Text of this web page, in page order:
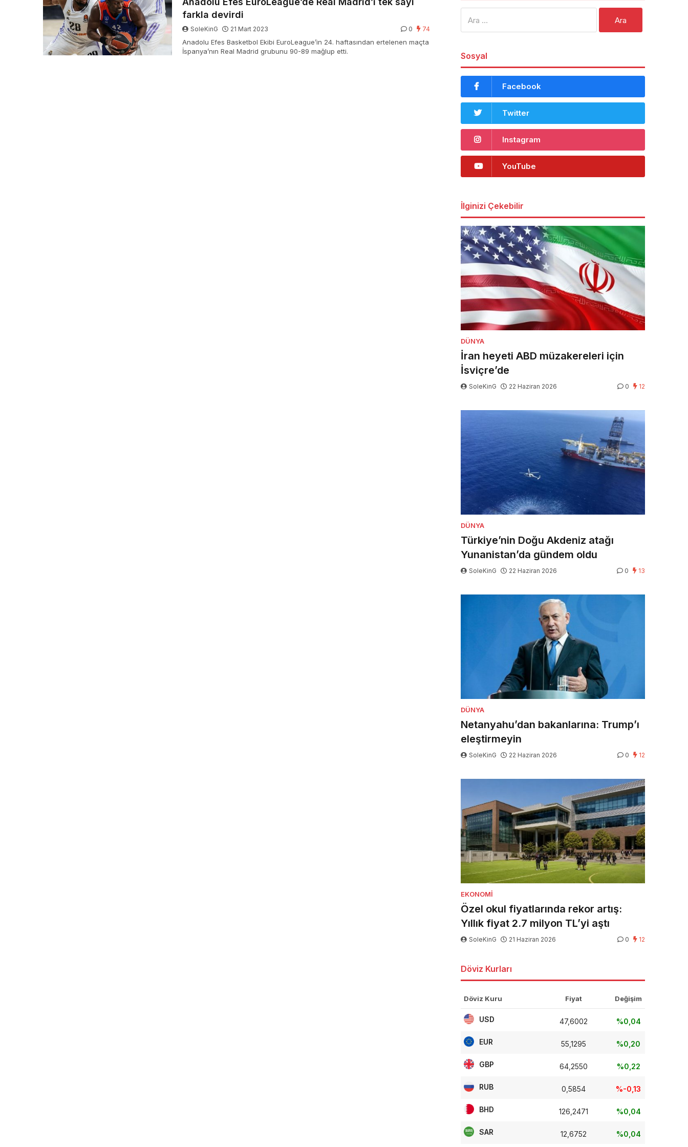
farkla devirdi
SoleKinG 21 Mart 2023 0 74
Anadolu Efes Basketbol Ekibi EuroLeague’in 24. haftasından ertelenen maçta
İspanya’nın Real Madrid grubunu 90-89 mağlup etti.
Sosyal
Facebook
Twitter
Instagram
YouTube
İlginizi Çekebilir
DÜNYA
İran heyeti ABD müzakereleri için
İsviçre’de
SoleKinG 22 Haziran 2026 0 12
DÜNYA
Türkiye’nin Doğu Akdeniz atağı
Yunanistan’da gündem oldu
SoleKinG 22 Haziran 2026 0 13
DÜNYA
Netanyahu’dan bakanlarına: Trump’ı
eleştirmeyin
SoleKinG 22 Haziran 2026 0 12
EKONOMI
Özel okul fiyatlarında rekor artış:
Yıllık fiyat 2.7 milyon TL’yi aştı
SoleKinG 21 Haziran 2026 0 12
Döviz Kurları
Döviz Kuru Fiyat Değişim
USD 47,6002 %0,04
EUR 55,1295 %0,20
GBP 64,2550 %0,22
RUB 0,5854 %-0,13
BHD 126,2471 %0,04
SAR 12,6752 %0,04